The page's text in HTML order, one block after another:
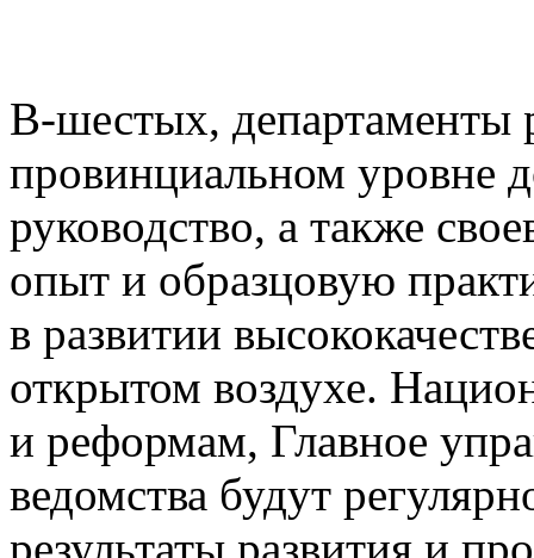
В-шестых, департаменты
провинциальном уровне
руководство, а также
опыт и образцовую
в развитии
открытом воздухе.
и реформам, Главное
ведомства будут
результаты развития и